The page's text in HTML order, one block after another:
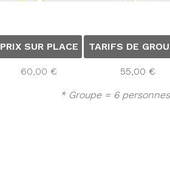
PRIX SUR PLACE TARIFS DE
60,00 € 55,00 €
* Groupe = 6